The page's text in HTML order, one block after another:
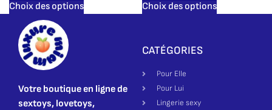
Choix des options Choix des options
Votre boutique en ligne de
sextoys, lovetoys,
CATÉGORIES
Pour Elle
Pour Lui
Lingerie sexy